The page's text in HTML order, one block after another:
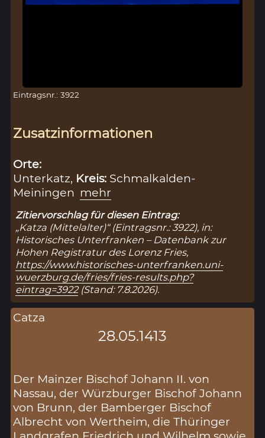
Eintragsnr.: 3922
Zusatzinformationen
Orte:
Unterkatz, Kreis: Schmalkalden-
Meiningen mehr
Zitiervorschlag für diesen Eintrag:
„Katza (Mittelalter)“ (Eintragsnr.: 3922), in:
Historisches Unterfranken – Datenbank zur
Hohen Registratur des Lorenz Fries,
https://www.historisches-unterfranken.uni-
wuerzburg.de/fries/fries-results.php?
eintrag=3922(Stand: 7.8.2026).
Catza
28.05.1413
Der Mainzer Bischof Johann II. von
Nassau, der Würzburger Bischof Johann
von Brunn, der Bamberger Bischof
Albrecht von Wertheim, die Thüringer